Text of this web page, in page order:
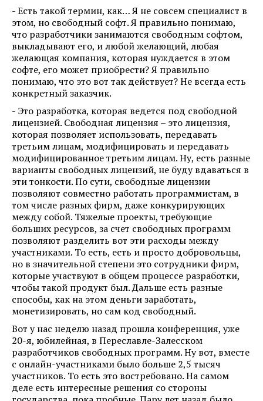
- Есть такой термин, как… Я не совсем специалист в
этом, но свободный софт. Я правильно понимаю,
что разработчики занимаются свободным софтом,
выкладывают его, и любой желающий, любая
желающая компания, которая нуждается в этом
софте, его может приобрести? Я правильно
понимаю, что это вот так действует? Не всегда есть
конкретный заказчик.
- Это разработка, которая ведется под свободной
лицензией. Свободная лицензия – это лицензия,
которая позволяет использовать, передавать
третьим лицам, модифицировать и передавать
модифицированное третьим лицам. Ну, есть разные
варианты свободных лицензий, не буду вдаваться в
эти тонкости. По сути, свободные лицензии
позволяют совместно работать программистам, в
том числе разных фирм, даже конкурирующих
между собой. Тяжелые проекты, требующие
больших ресурсов, за счет свободных программ
позволяют разделить вот эти расходы между
участниками. То есть, есть и просто добровольцы,
но в значительной степени это сотрудники фирм,
которые участвуют в общем процессе разработки,
чтобы такой продукт был. Дальше есть разные
способы, как на этом деньги заработать,
монетизировать, но сам код свободный.
Вот у нас неделю назад прошла конференция, уже
20-я, юбилейная, в Переславле-Залесском
разработчиков свободных программ. Ну вот, вместе
с онлайн-участниками было больше 2,5 тысяч
участников. То есть это востребовано. На самом
деле есть интересные решения со стороны